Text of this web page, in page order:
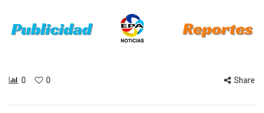
0 0 Share